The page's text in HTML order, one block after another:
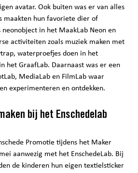
avatar. Ook buiten was er van alles
maakten hun favoriete dier of
in het MaakLab Neon en
activiteiten zoals muziek maken met
waterproefjes doen in het
het GraafLab. Daarnaast was er een
MediaLab en FilmLab waar
experimenteren en ontdekken.
bij het Enschedelab
Promotie tijdens het Maker
aanwezig met het EnschedeLab. Bij
de kinderen hun eigen textielsticker